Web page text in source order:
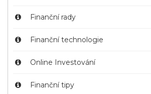
Finanční rady
Finanční technologie
Online Investování
Finanční tipy